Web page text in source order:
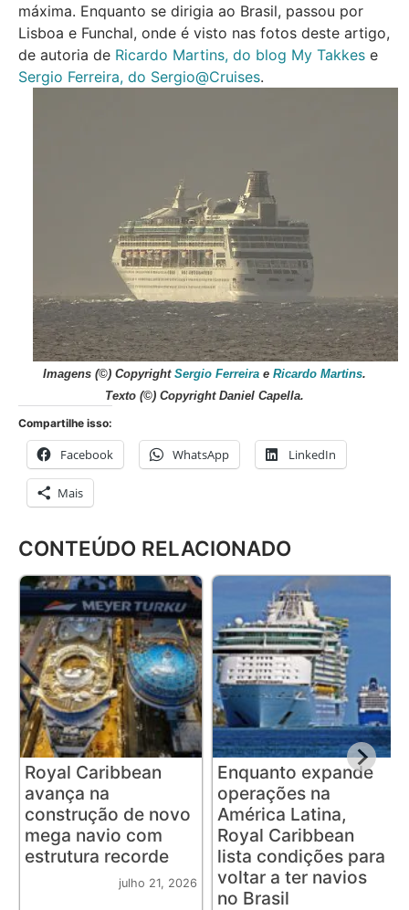
máxima. Enquanto se dirigia ao Brasil, passou por
Lisboa e Funchal, onde é visto nas fotos deste artigo,
de autoria de Ricardo Martins, do blog My Takkes e
Sergio Ferreira, do Sergio@Cruises.
Imagens (©) Copyright Sergio Ferreira e Ricardo Martins.
Texto (©) Copyright Daniel Capella.
Compartilhe isso:
Facebook WhatsApp LinkedIn
Mais
CONTEÚDO RELACIONADO
Royal Caribbean
avança na
construção de novo
mega navio com
estrutura recorde
julho 21, 2026
Enquanto expande
operações na
América Latina,
Royal Caribbean
lista condições para
voltar a ter navios
no Brasil